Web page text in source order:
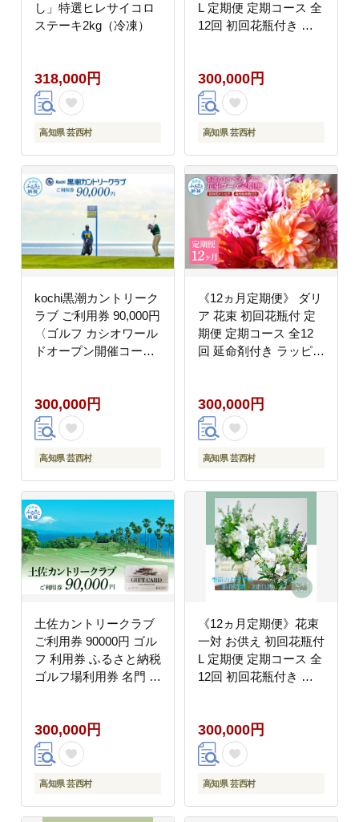
し」特選ヒレサイコロ
ステーキ2kg（冷凍）
318,000円
高知県 芸西村
L 定期便 定期コース 全
12回 初回花瓶付き 延
すすめ 可愛い キレイ
おしゃれ 季節のお花
300,000円
高知県 芸西村
kochi黒潮カントリーク
ラブ ご利用券 90,000円
〈ゴルフ カシオワール
ドオープン開催コー
ト ゴルフチケット プレ
ー券 人気
300,000円
高知県 芸西村
《12ヵ月定期便》 ダリ
ア 花束 初回花瓶付 定
期便 定期コース 全12
回 延命剤付き ラッピン
可愛い キレイ おしゃれ
自宅 職場 ギフト
300,000円
高知県 芸西村
土佐カントリークラブ
ご利用券 90000円 ゴル
フ 利用券 ふるさと納税
ゴルフ場利用券 名門 プ
Golf golf ゴルフチケッ
ト プレー券 人気
300,000円
高知県 芸西村
《12ヵ月定期便》花束
一対 お供え 初回花瓶付
L 定期便 定期コース 全
12回 初回花瓶付き 延
供花 花束 はな 花 法要
お盆 お花 おすすめ
300,000円
高知県 芸西村